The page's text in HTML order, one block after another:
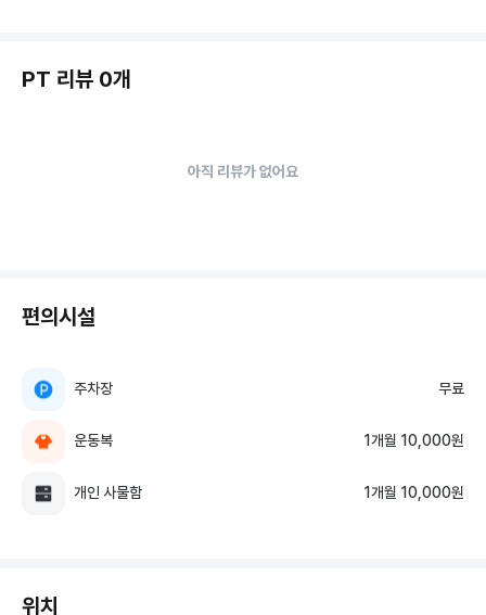
PT 리뷰 0개
아직 리뷰가 없어요
편의시설
주차장 무료
운동복 1개월 10,000원
개인 사물함 1개월 10,000원
위치